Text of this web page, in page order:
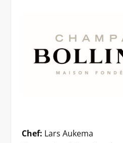
Chef: Lars Aukema